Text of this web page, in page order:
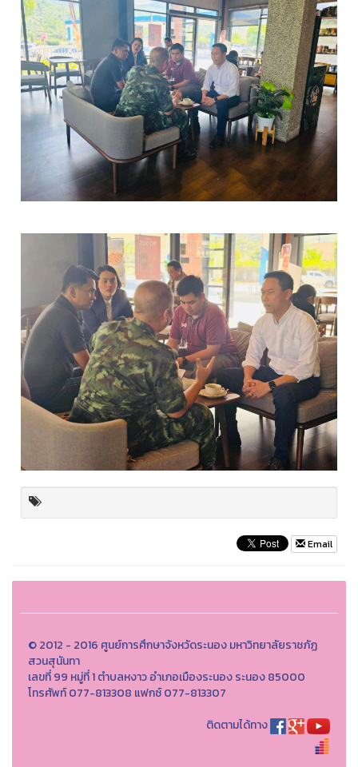
Email
© 2012 - 2016 ศูนย์การศึกษาจังหวัดระนอง มหาวิทยาลัยราชภัฏ
สวนสุนันทา
เลขที่ 99 หมู่ที่ 1 ตำบลหงาว อำเภอเมืองระนอง ระนอง 85000
โทรศัพท์ 077-813308 แฟกซ์ 077-813307
ติดตามได้ทาง